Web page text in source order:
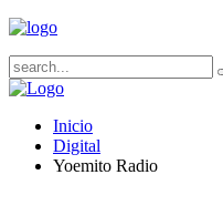
Inicio
Digital
Yoemito Radio